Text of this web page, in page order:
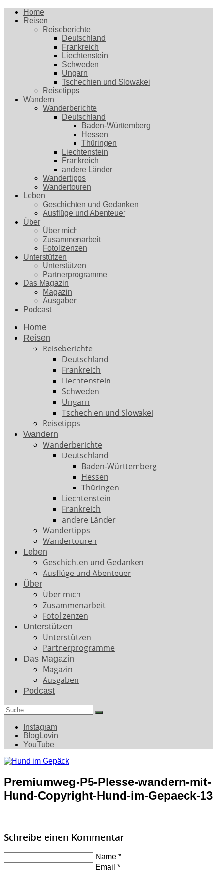
Home
Reisen
Reiseberichte
Deutschland
Frankreich
Liechtenstein
Schweden
Ungarn
Tschechien und Slowakei
Reisetipps
Wandern
Wanderberichte
Deutschland
Baden-Württemberg
Hessen
Thüringen
Liechtenstein
Frankreich
andere Länder
Wandertipps
Wandertouren
Leben
Geschichten und Gedanken
Ausflüge und Abenteuer
Über
Über mich
Zusammenarbeit
Fotolizenzen
Unterstützen
Unterstützen
Partnerprogramme
Das Magazin
Magazin
Ausgaben
Podcast
Home
Reisen
Reiseberichte
Deutschland
Frankreich
Liechtenstein
Schweden
Ungarn
Tschechien und Slowakei
Reisetipps
Wandern
Wanderberichte
Deutschland
Baden-Württemberg
Hessen
Thüringen
Liechtenstein
Frankreich
andere Länder
Wandertipps
Wandertouren
Leben
Geschichten und Gedanken
Ausflüge und Abenteuer
Über
Über mich
Zusammenarbeit
Fotolizenzen
Unterstützen
Unterstützen
Partnerprogramme
Das Magazin
Magazin
Ausgaben
Podcast
Search
Instagram
BlogLovin
YouTube
Premiumweg-P5-Plesse-wandern-mit-
Hund-Copyright-Hund-im-Gepaeck-13
Schreibe einen Kommentar
Name *
Email *